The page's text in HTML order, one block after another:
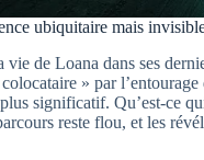
ubiquitaire mais
de Loana dans ses
» par
significatif. Qu’est-ce
reste flou, et les